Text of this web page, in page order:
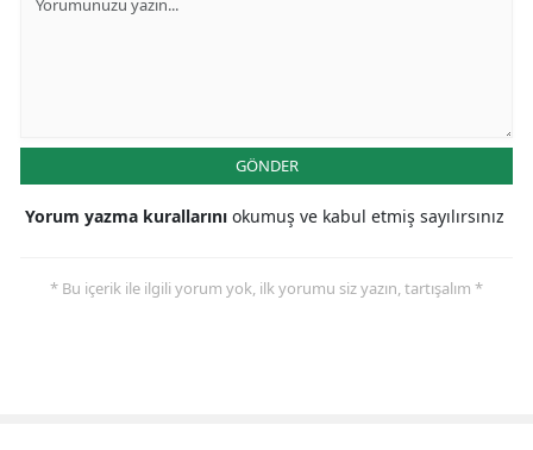
GÖNDER
Yorum yazma kurallarını okumuş ve kabul etmiş sayılırsınız
* Bu içerik ile ilgili yorum yok, ilk yorumu siz yazın, tartışalım *